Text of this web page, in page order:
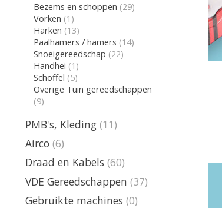
Bezems en schoppen (29)
Vorken (1)
Harken (13)
Paalhamers / hamers (14)
Snoeigereedschap (22)
Handhei (1)
Schoffel (5)
Overige Tuin gereedschappen
(9)
PMB's, Kleding (11)
Airco (6)
Draad en Kabels (60)
VDE Gereedschappen (37)
Gebruikte machines (0)